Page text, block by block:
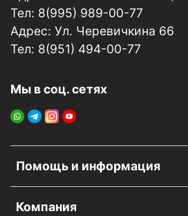
Условия хранения:Хранить при
от 5
0С до 25 0С. Избегать
солнечных лучей.
Помощь и информация
Компания
Тел: 8(995) 989-00-77
Адрес: Ул. Черевичкина 66
Тел: 8(951) 494-00-77
Мы в соц. сетях